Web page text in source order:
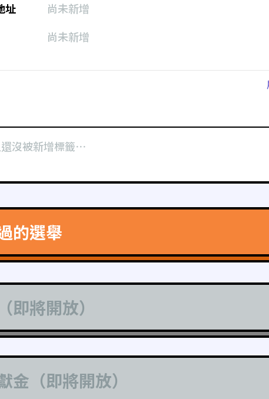
址
尚未新增
尚未新增
沒被新增標籤⋯
的選舉
即將開放）
金（即將開放）